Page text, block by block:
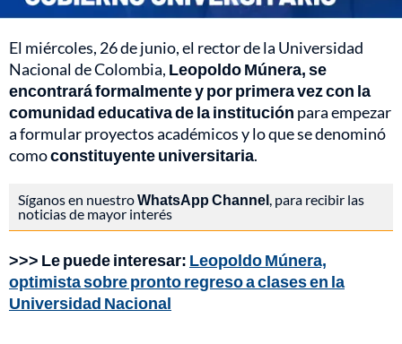
El miércoles, 26 de junio, el rector de la Universidad
Nacional de Colombia, Leopoldo Múnera, se
encontrará formalmente y por primera vez con la
comunidad educativa de la institución para empezar
a formular proyectos académicos y lo que se denominó
comoconstituyente universitaria.
Síganos en nuestroWhatsApp Channel , para recibir las
noticias de mayor interés
>>> Le puede interesar: Leopoldo Múnera,
optimista sobre pronto regreso a clases en la
Universidad Nacional